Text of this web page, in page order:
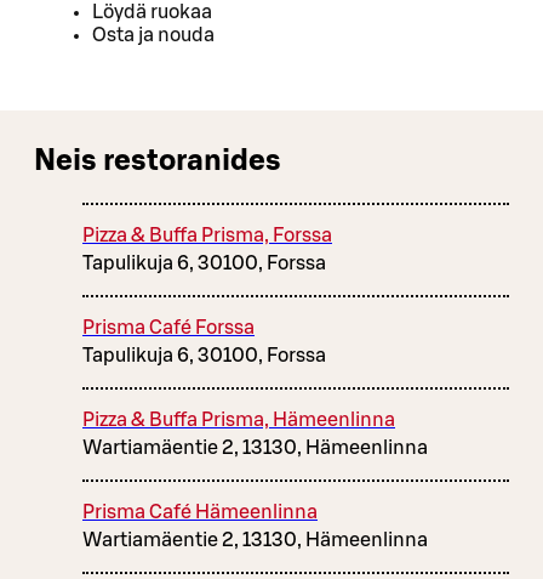
Löydä ruokaa
Osta ja nouda
Neis restoranides
Pizza & Buffa Prisma, Forssa
Tapulikuja 6, 30100, Forssa
Prisma Café Forssa
Tapulikuja 6, 30100, Forssa
Pizza & Buffa Prisma, Hämeenlinna
Wartiamäentie 2, 13130, Hämeenlinna
Prisma Café Hämeenlinna
Wartiamäentie 2, 13130, Hämeenlinna